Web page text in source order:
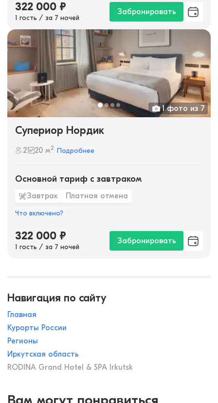
322 000 ₽
1 гость / за 7 ночей
Забронировать
1 фото из 7
Супериор Нордик
2 20 м2 Подробнее
Основной тариф с завтраком
Завтрак Платная отмена
Что включено?
322 000 ₽
1 гость / за 7 ночей
Забронировать
Навигация по сайту
Главная
Курорты России
Регионы
Иркутская область
RODINA Grand Hotel & SPA Irkutsk